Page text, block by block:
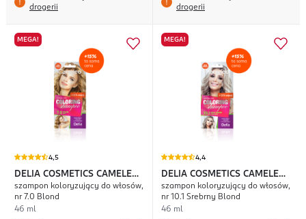
drogerii
drogerii
MEGA!
4,5
DELIA COSMETICS CAMELEO
Coloring Shampoo
szampon koloryzujący do włosów,
nr 7.0 Blond
46 ml
MEGA!
4,4
DELIA COSMETICS CAMELEO
Coloring Shampoo
szampon koloryzujący do włosów,
nr 10.1 Srebrny Blond
46 ml